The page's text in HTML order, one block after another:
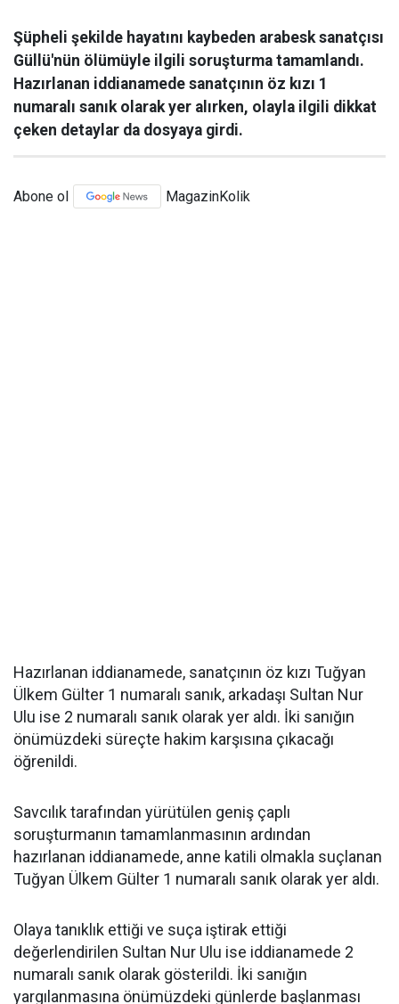
Şüpheli şekilde hayatını kaybeden arabesk sanatçısı
Güllü'nün ölümüyle ilgili soruşturma tamamlandı.
Hazırlanan iddianamede sanatçının öz kızı 1
numaralı sanık olarak yer alırken, olayla ilgili dikkat
çeken detaylar da dosyaya girdi.
Abone ol MagazinKolik
Hazırlanan iddianamede, sanatçının öz kızı Tuğyan
Ülkem Gülter 1 numaralı sanık, arkadaşı Sultan Nur
Ulu ise 2 numaralı sanık olarak yer aldı. İki sanığın
önümüzdeki süreçte hakim karşısına çıkacağı
öğrenildi.
Savcılık tarafından yürütülen geniş çaplı
soruşturmanın tamamlanmasının ardından
hazırlanan iddianamede, anne katili olmakla suçlanan
Tuğyan Ülkem Gülter 1 numaralı sanık olarak yer aldı.
Olaya tanıklık ettiği ve suça iştirak ettiği
değerlendirilen Sultan Nur Ulu ise iddianamede 2
numaralı sanık olarak gösterildi. İki sanığın
yargılanmasına önümüzdeki günlerde başlanması